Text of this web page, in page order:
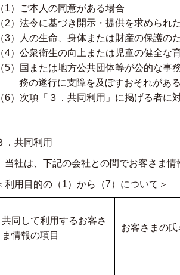
（1）ご本人の同意がある場合
（2）法令に基づき開示・提供を求められ
（3）人の生命、身体または財産の保護
（4）公衆衛生の向上または児童の健全
（5）国または地方公共団体等が公的な
務の遂行に支障を及ぼすおそれがあ
（6）次項「３．共同利用」に掲げる者に
．共同利用
当社は、下記の会社との間でお客さま情
利用目的の（1）から（7）について＞
共同して利用するお客さ
ま情報の項目
お客さまの